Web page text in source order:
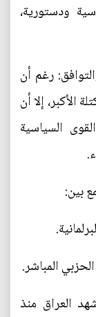
ودستورية،
رغم أن
الأكبر، إلا أن
السياسية
بين:
المباشر.
العراق منذ